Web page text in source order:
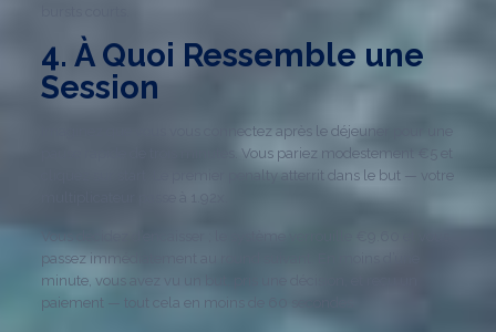
4. À Quoi Ressemble une
Session
Imaginez que vous vous connectez après le déjeuner pour une
pause rapide de trois minutes. Vous pariez modestement €5 et
cliquez sur start. Le premier penalty atterrit dans le but — votre
passez immédiatement au round suivant. En moins d’une
minute, vous avez vu un but, pris une décision, et reçu un
paiement — tout cela en moins de 60 secondes.